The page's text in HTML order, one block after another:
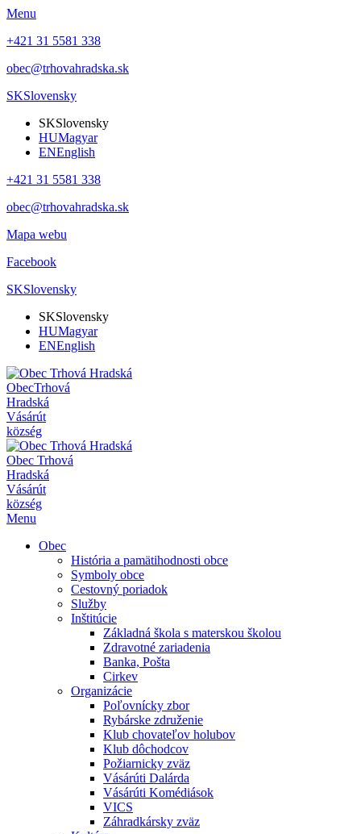
Menu
+421 31 5581 338
obec@trhovahradska.sk
SKSlovensky
SKSlovensky
HUMagyar
ENEnglish
+421 31 5581 338
obec@trhovahradska.sk
Mapa webu
Facebook
SKSlovensky
SKSlovensky
HUMagyar
ENEnglish
ObecTrhová
Hradská
Vásárút
község
Obec Trhová
Hradská
Vásárút
község
Menu
Obec
História a pamätihodnosti obce
Symboly obce
Cestovný poriadok
Služby
Inštitúcie
Základná škola s materskou školou
Zdravotné zariadenia
Banka, Pošta
Cirkev
Organizácie
Poľovnícky zbor
Rybárske združenie
Klub chovateľov holubov
Klub dôchodcov
Požiarnicky zväz
Vásárúti Dalárda
Vásárúti Komédiások
VICS
Záhradkársky zväz